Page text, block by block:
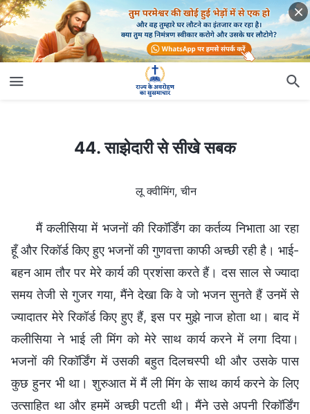
44. साझेदारी से सीखे सबक
लू क्वीमिंग, चीन
मैं कलीसिया में भजनों की रिकॉर्डिंग का कर्तव्य निभाता आ रहा
हूँ और रिकॉर्ड किए हुए भजनों की गुणवत्ता काफी अच्छी रही है। भाई-
बहन आम तौर पर मेरे कार्य की प्रशंसा करते हैं। दस साल से ज्यादा
समय तेजी से गुजर गया, मैंने देखा कि वे जो भजन सुनते हैं उनमें से
ज्यादातर मेरे रिकॉर्ड किए हुए हैं, इस पर मुझे नाज होता था। बाद में
कलीसिया ने भाई ली मिंग को मेरे साथ कार्य करने में लगा दिया।
भजनों की रिकॉर्डिंग में उसकी बहुत दिलचस्पी थी और उसके पास
कुछ हुनर भी था। शुरुआत में मैं ली मिंग के साथ कार्य करने के लिए
उत्साहित था और हममें अच्छी पटती थी। मैंने उसे अपनी रिकॉर्डिंग